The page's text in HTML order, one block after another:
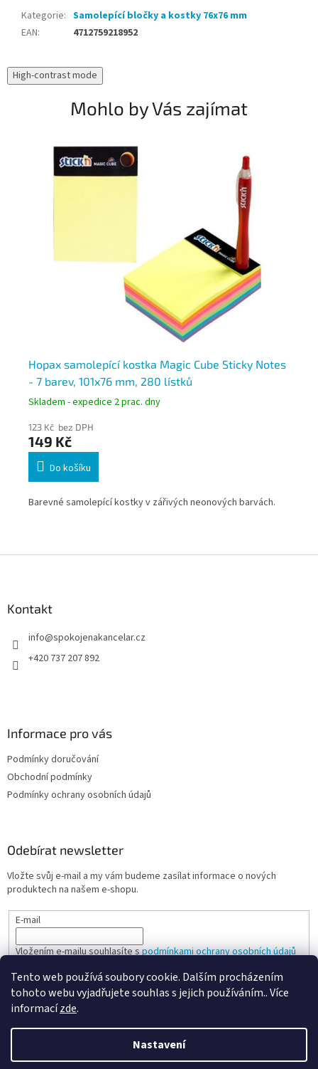
Tento web používá soubory cookie. Dalším procházením
tohoto webu vyjadřujete souhlas s jejich používáním.. Více
informacízde.
Nastavení
Kategorie: Samolepící bločky a kostky 76x76 mm
EAN: 4712759218952
High-contrast mode
Mohlo by Vás zajímat
Hopax samolepící kostka Magic Cube Sticky Notes
- 7 barev, 101x76 mm, 280 lístků
Skladem - expedice 2 prac. dny
123 Kč bez DPH
149 Kč
Do košíku
Barevné samolepící kostky v zářivých neonových barvách.
Kontakt
info@spokojenakancelar.cz
+420 737 207 892
Informace pro vás
Podmínky doručování
Obchodní podmínky
Podmínky ochrany osobních údajů
Odebírat newsletter
Vložte svůj e-mail a my vám budeme zasílat informace o nových
produktech na našem e-shopu.
E-mail
Vložením e-mailu souhlasíte spodmínkami ochrany osobních údajů
PŘIHLÁSIT SE
Vytvořil Shoptet